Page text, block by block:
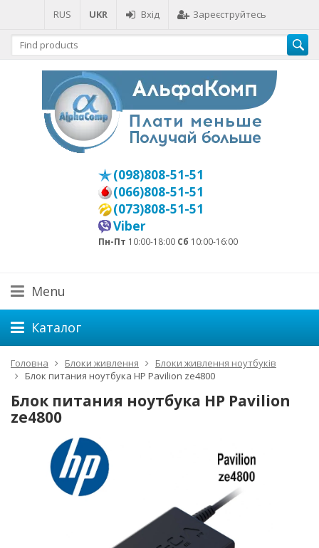
RUS UKR Вхід Зареєструйтесь
(098)808-51-51
(066)808-51-51
(073)808-51-51
Viber
Пн-Пт 10:00-18:00 Сб 10:00-16:00
Menu
Каталог
Головна Блоки живлення
Блоки живлення ноутбуків
Блок питания ноутбука HP Pavilion ze4800
Блок питания ноутбука HP Pavilion
ze4800